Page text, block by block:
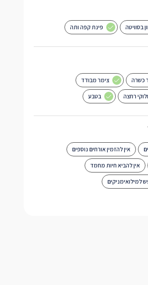
בסוויטה פינת קפה ותה
כשרה צימר מבודד
רחצה בטבע
אין להזמין אורחים נוספים
אין להביא חיות מחמד
למילואימניקים